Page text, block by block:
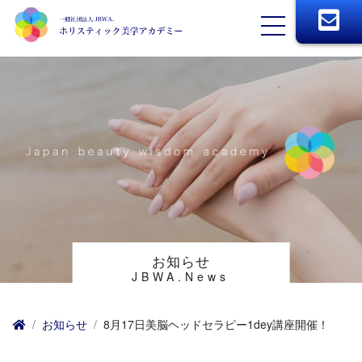
お知らせ
JBWA.News
お知らせ 8月17日美脳ヘッドセラピー1dey講座開催！